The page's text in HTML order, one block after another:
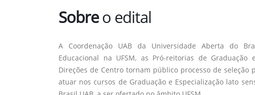
Sobreo edital
A Coordenação UAB da Universidade Aberta do
Educacional na UFSM, as Pró-reitorias de
Direções de Centro tornam público processo de seleção
atuar nos cursos de Graduação e Especialização lato